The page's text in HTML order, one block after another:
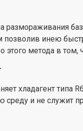
размораживания
инею
метода в том,
хладагент
среду и не служит